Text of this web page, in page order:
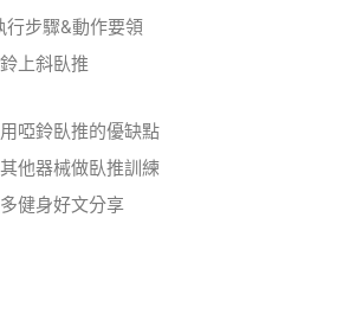
步驟&動作要領
上斜臥推
啞鈴臥推的優缺點
他器械做臥推訓練
健身好文分享